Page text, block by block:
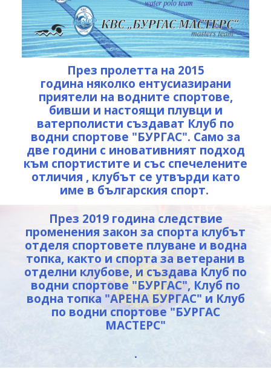
През пролетта на 2015
година няколко ентусиазирани
приятели на водните спортове,
бивши и настоящи плувци и
ватерполисти създават Клуб по
водни спортове "БУРГАС". Само за
две години с иновативният подход
към спортистите и със спечелените
отличия , клубът се утвърди като
име в българския спорт.
През 2019 година следствие
променения закон за спорта клубът
отделя спортовете плуване и водна
топка, както и спорта за ветерани в
отделни клубове, и създава Клуб по
водни спортове "БУРГАС", Клуб по
водна топка "АРЕНА БУРГАС" и Клуб
по водни спортове "БУРГАС
МАСТЕРС"
.